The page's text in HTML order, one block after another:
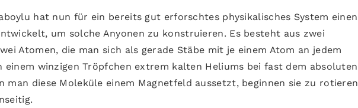
hat nun für ein bereits gut erforschtes physikalisches System einen
um solche Anyonen zu konstruieren. Es besteht aus zwei
Atomen, die man sich als gerade Stäbe mit je einem Atom an jedem
einem winzigen Tröpfchen extrem kalten Heliums bei fast dem absoluten
man diese Moleküle einem Magnetfeld aussetzt, beginnen sie zu rotieren